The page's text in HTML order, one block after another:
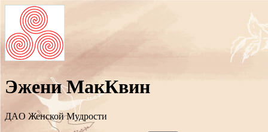
Эжени МакКвин
ДAO Женской Мудрости